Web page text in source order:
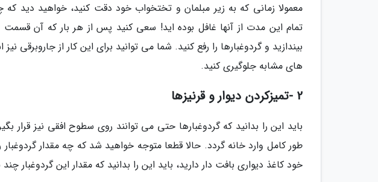
معمولا زمانی که به زیر مبلمان و تختخواب خود دقت کنید، خواهید دید که
تمام این مدت از آنها غافل بوده اید! سعی کنید پس از هر بار که آن قسمت
بیندازید و گردوغبارها را رفع کنید. شما می توانید برای این کار از جاروبرقی
های مشابه جلوگیری کنید.
2 -تمیزکردن دیوار و قرنیزها
باید این را بدانید که گردوغبارها حتی می توانند روی سطوح افقی نیز قرار
طور کامل وارد خانه گردد. حالا قطعا متوجه خواهید شد که چه مقدار گردوغبار
خود کاغذ دیواری بافت دار دارید، باید این را بدانید که مقدار این گردوغبار